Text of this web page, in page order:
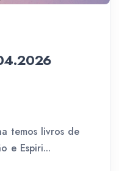
temos livros de
e Espiri...